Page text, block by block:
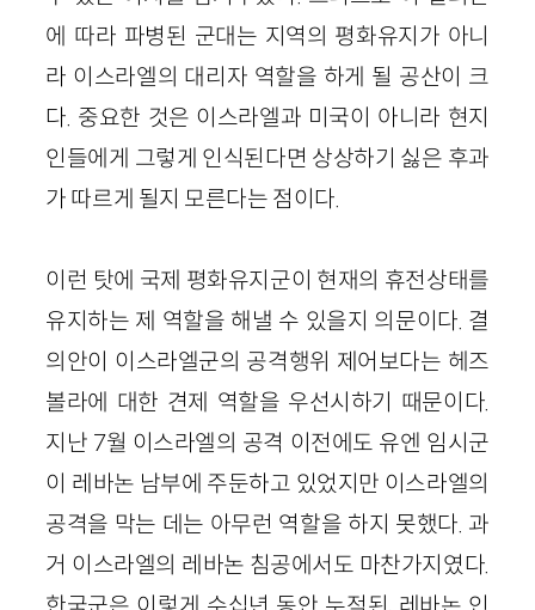
에 따라 파병된 군대는 지역의 평화유지가 아니
라 이스라엘의 대리자 역할을 하게 될 공산이 크
다. 중요한 것은 이스라엘과 미국이 아니라 현지
인들에게 그렇게 인식된다면 상상하기 싫은 후과
가 따르게 될지 모른다는 점이다.
이런 탓에 국제 평화유지군이 현재의 휴전상태를
유지하는 제 역할을 해낼 수 있을지 의문이다. 결
의안이 이스라엘군의 공격행위 제어보다는 헤즈
볼라에 대한 견제 역할을 우선시하기 때문이다.
지난 7월 이스라엘의 공격 이전에도 유엔 임시군
이 레바논 남부에 주둔하고 있었지만 이스라엘의
공격을 막는 데는 아무런 역할을 하지 못했다. 과
거 이스라엘의 레바논 침공에서도 마찬가지였다.